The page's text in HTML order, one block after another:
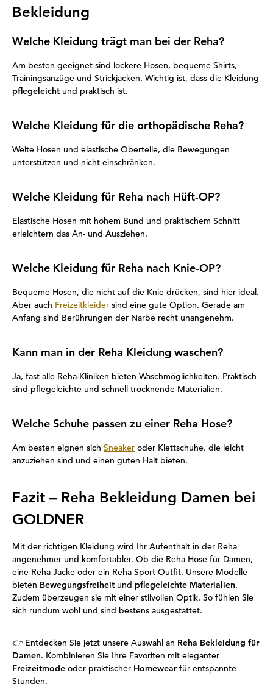
Bekleidung
Welche Kleidung trägt man bei der Reha?
Am besten geeignet sind lockere Hosen, bequeme Shirts,
Trainingsanzüge und Strickjacken. Wichtig ist, dass die Kleidung
pflegeleicht und praktisch ist.
Welche Kleidung für die orthopädische Reha?
Weite Hosen und elastische Oberteile, die Bewegungen
unterstützen und nicht einschränken.
Welche Kleidung für Reha nach Hüft-OP?
Elastische Hosen mit hohem Bund und praktischem Schnitt
erleichtern das An- und Ausziehen.
Welche Kleidung für Reha nach Knie-OP?
Bequeme Hosen, die nicht auf die Knie drücken, sind hier ideal.
Aber auch Freizeitkleider sind eine gute Option. Gerade am
Anfang sind Berührungen der Narbe recht unangenehm.
Kann man in der Reha Kleidung waschen?
Ja, fast alle Reha-Kliniken bieten Waschmöglichkeiten. Praktisch
sind pflegeleichte und schnell trocknende Materialien.
Welche Schuhe passen zu einer Reha Hose?
Am besten eignen sich Sneaker oder Klettschuhe, die leicht
anzuziehen sind und einen guten Halt bieten.
Fazit – Reha Bekleidung Damen bei
GOLDNER
Mit der richtigen Kleidung wird Ihr Aufenthalt in der Reha
angenehmer und komfortabler. Ob die Reha Hose für Damen,
eine Reha Jacke oder ein Reha Sport Outfit. Unsere Modelle
bieten Bewegungsfreiheit und pflegeleichte Materialien.
Zudem überzeugen sie mit einer stilvollen Optik. So fühlen Sie
sich rundum wohl und sind bestens ausgestattet.
👉 Entdecken Sie jetzt unsere Auswahl an Reha Bekleidung für
Damen. Kombinieren Sie Ihre Favoriten mit eleganter
Freizeitmode oder praktischer Homewearfür entspannte
Stunden.